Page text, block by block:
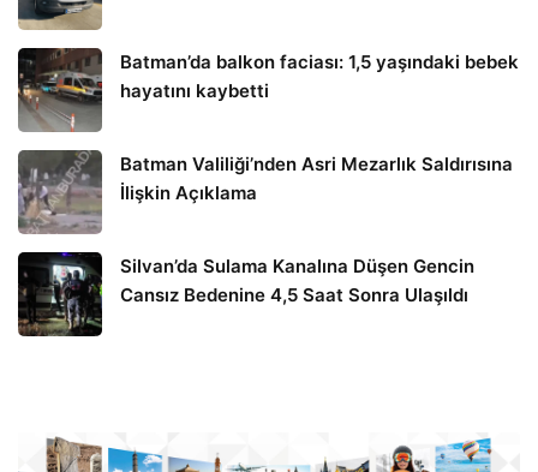
Batman’da balkon faciası: 1,5 yaşındaki bebek
hayatını kaybetti
Batman Valiliği’nden Asri Mezarlık Saldırısına
İlişkin Açıklama
Silvan’da Sulama Kanalına Düşen Gencin
Cansız Bedenine 4,5 Saat Sonra Ulaşıldı